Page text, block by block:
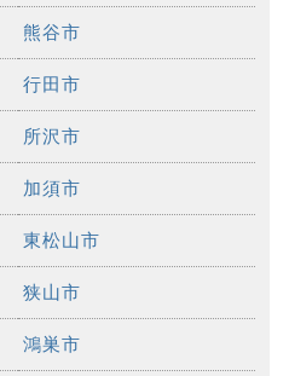
熊谷市
行田市
所沢市
加須市
東松山市
狭山市
鴻巣市